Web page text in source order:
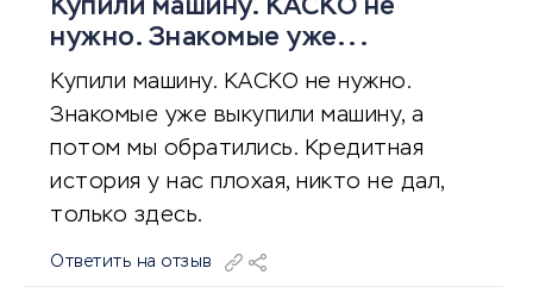
Купили машину. КАСКО не
нужно. Знакомые уже...
Купили машину. КАСКО не нужно.
Знакомые уже выкупили машину, а
потом мы обратились. Кредитная
история у нас плохая, никто не дал,
только здесь.
Ответить на отзыв